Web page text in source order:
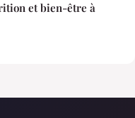
et bien-être à